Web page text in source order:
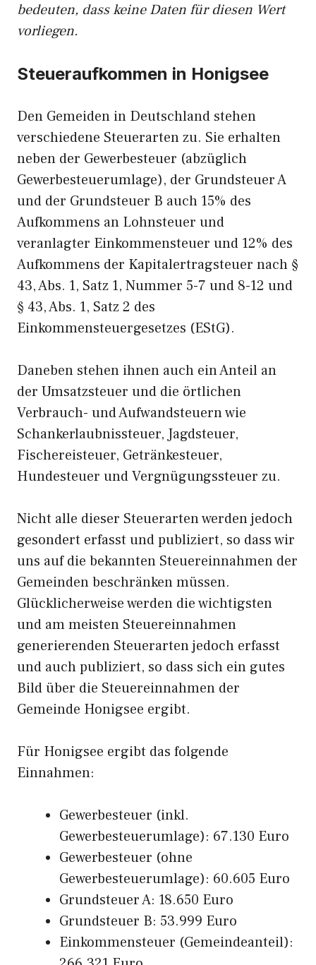
bedeuten, dass keine Daten für diesen Wert
vorliegen.
Steueraufkommen in Honigsee
Den Gemeiden in Deutschland stehen
verschiedene Steuerarten zu. Sie erhalten
neben der Gewerbesteuer (abzüglich
Gewerbesteuerumlage), der Grundsteuer A
und der Grundsteuer B auch 15% des
Aufkommens an Lohnsteuer und
veranlagter Einkommensteuer und 12% des
Aufkommens der Kapitalertragsteuer nach §
43, Abs. 1, Satz 1, Nummer 5-7 und 8-12 und
§ 43, Abs. 1, Satz 2 des
Einkommensteuergesetzes (EStG).
Daneben stehen ihnen auch ein Anteil an
der Umsatzsteuer und die örtlichen
Verbrauch- und Aufwandsteuern wie
Schankerlaubnissteuer, Jagdsteuer,
Fischereisteuer, Getränkesteuer,
Hundesteuer und Vergnügungssteuer zu.
Nicht alle dieser Steuerarten werden jedoch
gesondert erfasst und publiziert, so dass wir
uns auf die bekannten Steuereinnahmen der
Gemeinden beschränken müssen.
Glücklicherweise werden die wichtigsten
und am meisten Steuereinnahmen
generierenden Steuerarten jedoch erfasst
und auch publiziert, so dass sich ein gutes
Bild über die Steuereinnahmen der
Gemeinde Honigsee ergibt.
Für Honigsee ergibt das folgende
Einnahmen:
Gewerbesteuer (inkl.
Gewerbesteuerumlage): 67.130 Euro
Gewerbesteuer (ohne
Gewerbesteuerumlage): 60.605 Euro
Grundsteuer A: 18.650 Euro
Grundsteuer B: 53.999 Euro
Einkommensteuer (Gemeindeanteil):